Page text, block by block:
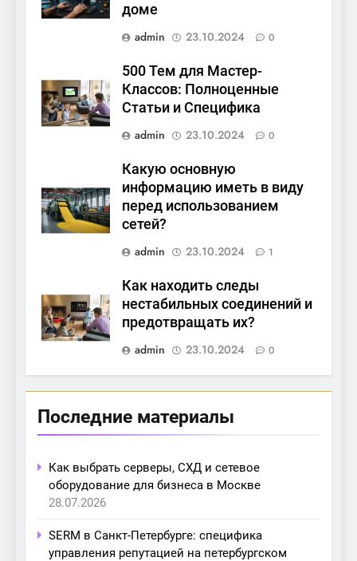
доме
admin
23.10.2024 0
500 Тем для Мастер-
Классов: Полноценные
Статьи и Специфика
admin
23.10.2024 0
Какую основную
информацию иметь в виду
перед использованием
сетей?
admin
23.10.2024 1
Как находить следы
нестабильных соединений и
предотвращать их?
admin
23.10.2024 0
Последние материалы
Как выбрать серверы, СХД и сетевое
оборудование для бизнеса в Москве
28.07.2026
SERM в Санкт-Петербурге: специфика
управления репутацией на петербургском